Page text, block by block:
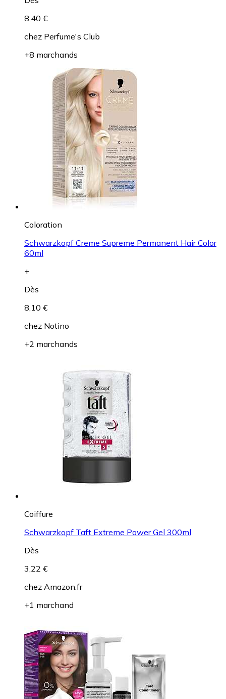
8,40 €
chez Perfume's Club
+8 marchands
Coloration
Schwarzkopf Creme Supreme Permanent Hair Color
60ml
+
Dès
8,10 €
chez Notino
+2 marchands
Coiffure
Schwarzkopf Taft Extreme Power Gel 300ml
Dès
3,22 €
chez Amazon.fr
+1 marchand